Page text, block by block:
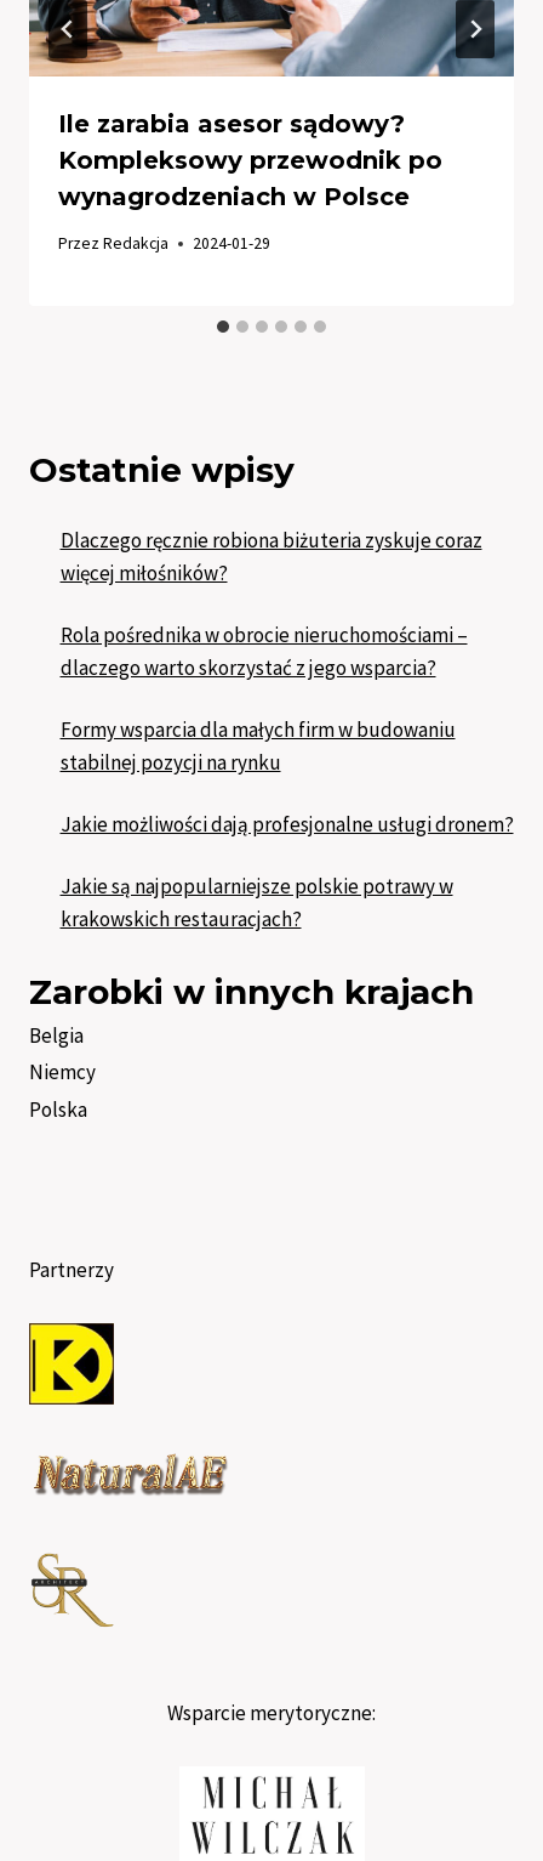
Ile zarabia asesor sądowy?
Kompleksowy przewodnik po
wynagrodzeniach w Polsce
PrzezRedakcja 2024-01-29
Ostatnie wpisy
Dlaczego ręcznie robiona biżuteria zyskuje coraz
więcej miłośników?
Rola pośrednika w obrocie nieruchomościami –
dlaczego warto skorzystać z jego wsparcia?
Formy wsparcia dla małych firm w budowaniu
stabilnej pozycji na rynku
Jakie możliwości dają profesjonalne usługi dronem?
Jakie są najpopularniejsze polskie potrawy w
krakowskich restauracjach?
Zarobki w innych krajach
Belgia
Niemcy
Polska
Partnerzy
Wsparcie merytoryczne: